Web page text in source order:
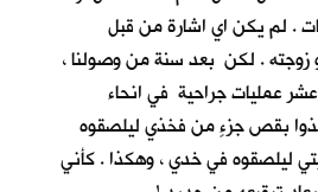
. لم يكن اي اشارة من قبل
. لكن بعد سنة من وصولنا ،
عمليات جراحية في انحاء
بقص جزءٍ من فخذي ليلصقوه
ليلصقوه في خدي ، وهكذا . كأني